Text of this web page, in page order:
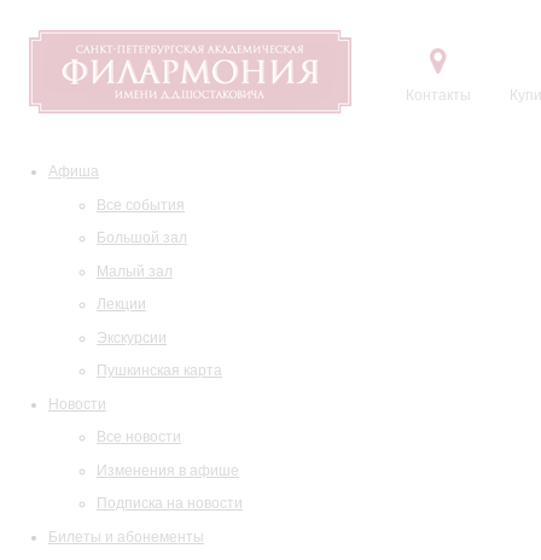
Контакты
Афиша
Все события
Большой зал
Малый зал
Лекции
Экскурсии
Пушкинская карта
Новости
Все новости
Изменения в афише
Подписка на новости
Билеты и абонементы